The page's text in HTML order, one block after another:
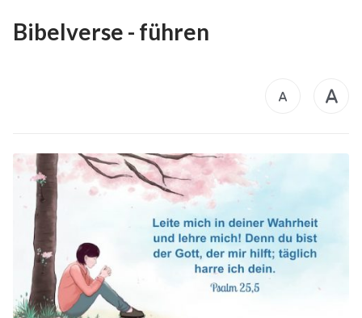
Bibelverse - führen